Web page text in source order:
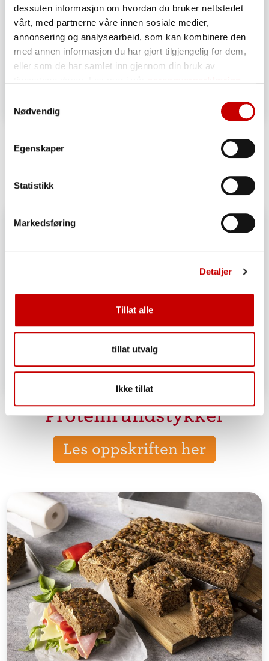
dessuten informasjon om hvordan du bruker nettstedet
vårt, med partnerne våre innen sosiale medier,
annonsering og analysearbeid, som kan kombinere den
med annen informasjon du har gjort tilgjengelig for dem,
eller som de har samlet inn gjennom din bruk av
Nødvendig
Egenskaper
Statistikk
Markedsføring
Detaljer
Tillat alle
tillat utvalg
Ikke tillat
Müslirundstykker
Proteinrundstykker
Les oppskriften her